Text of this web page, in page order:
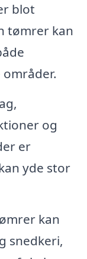
blot
tømrer kan
og
er
yde stor
kan
snedkeri,